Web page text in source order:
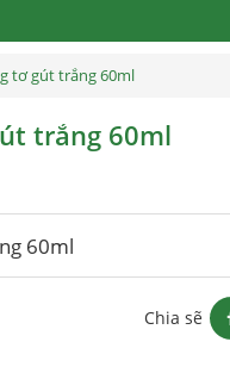
tơ gút trắng 60ml
trắng 60ml
60ml
Chia sẽ